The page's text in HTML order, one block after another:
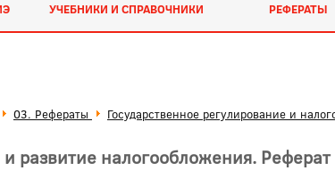
УЧЕБНИКИ И СПРАВОЧНИКИ РЕФЕРАТЫ
03. Рефераты Государственное регулирование и
развитие налогообложения.